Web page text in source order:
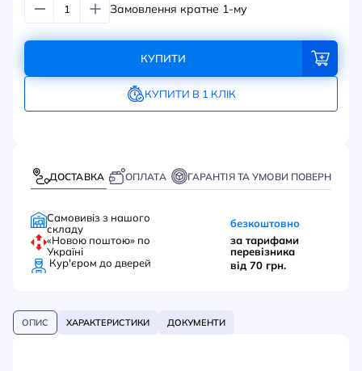
Замовлення кратне 1-му
КУПИТИ
КУПИТИ В 1 КЛІК
ДОСТАВКА ОПЛАТА ГАРАНТІЯ ТА УМОВИ ПОВЕРНЕННЯ
Самовивіз з нашого
складу
безкоштовно
«Новою поштою» по
Україні
за тарифами
перевізника
Кур'єром до дверей від 70 грн.
ОПИС ХАРАКТЕРИСТИКИ ДОКУМЕНТИ